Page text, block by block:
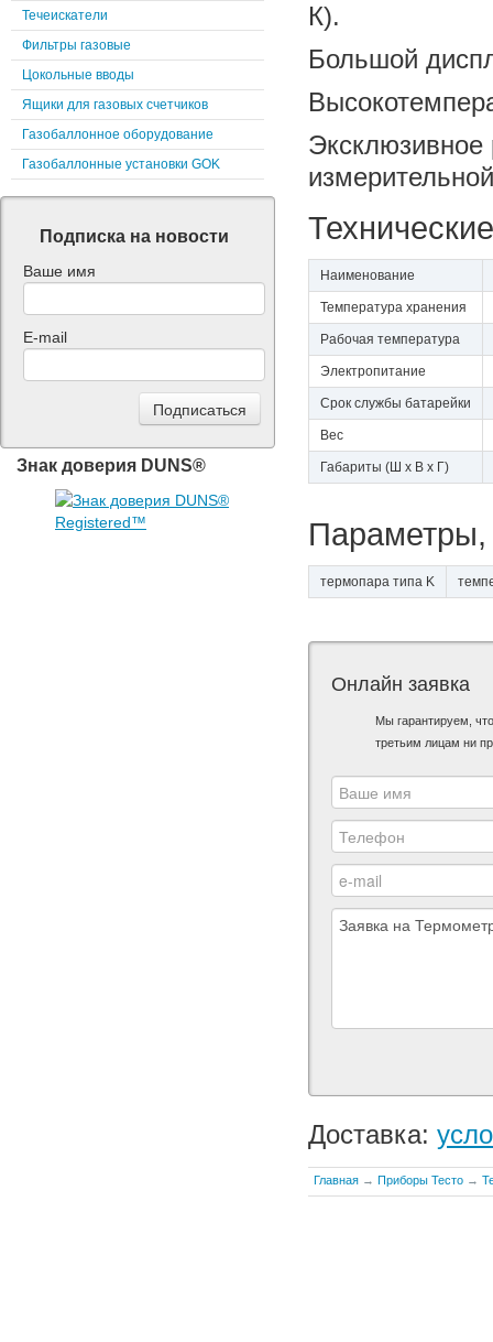
К).
Большой
Наименование
Температура хранения
Рабочая температура
Электропитание
Срок службы батарейки
Вес
Габариты (Ш х В х Г)
термопара типа K
Онлайн заявка
Мы гарантируем,
третьим лицам ни
Доставка:
Главная → Приборы Тесто →
Течеискатели
Фильтры газовые
Цокольные вводы
Ящики для газовых счетчиков
Газобаллонное оборудование
Газобаллонные установки GOK
Подписка на новости
Ваше имя
E-mail
Знак доверия DUNS®